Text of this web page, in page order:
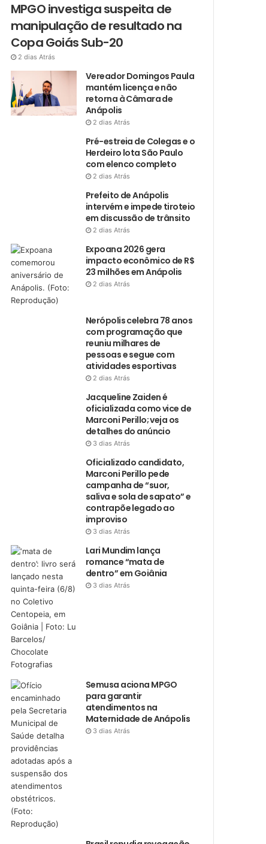
MPGO investiga suspeita de
manipulação de resultado na
Copa Goiás Sub-20
2 dias Atrás
Vereador Domingos Paula
mantém licença e não
retorna à Câmara de
Anápolis
2 dias Atrás
Pré-estreia de Colegas e o
Herdeiro lota São Paulo
com elenco completo
2 dias Atrás
Prefeito de Anápolis
intervém e impede tiroteio
em discussão de trânsito
2 dias Atrás
Expoana 2026 gera
impacto econômico de R$
23 milhões em Anápolis
2 dias Atrás
Nerópolis celebra 78 anos
com programação que
reuniu milhares de
pessoas e segue com
atividades esportivas
2 dias Atrás
Jacqueline Zaiden é
oficializada como vice de
Marconi Perillo; veja os
detalhes do anúncio
3 dias Atrás
Oficializado candidato,
Marconi Perillo pede
campanha de “suor,
saliva e sola de sapato” e
contrapõe legado ao
improviso
3 dias Atrás
Lari Mundim lança
romance “mata de
dentro” em Goiânia
3 dias Atrás
Semusa aciona MPGO
para garantir
atendimentos na
Maternidade de Anápolis
3 dias Atrás